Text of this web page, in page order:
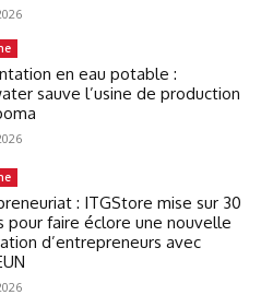
en eau potable :
sauve l’usine de production
: ITGStore mise sur 30
pour faire éclore une nouvelle
d’entrepreneurs avec